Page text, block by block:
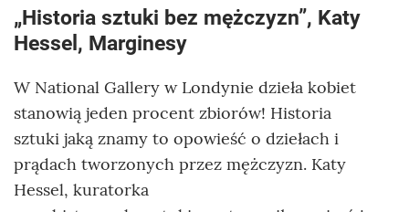
„Historia sztuki bez mężczyzn”, Katy
Hessel, Marginesy
W National Gallery w Londynie dzieła kobiet
stanowią jeden procent zbiorów! Historia
sztuki jaką znamy to opowieść o dziełach i
prądach tworzonych przez mężczyzn. Katy
Hessel, kuratorka